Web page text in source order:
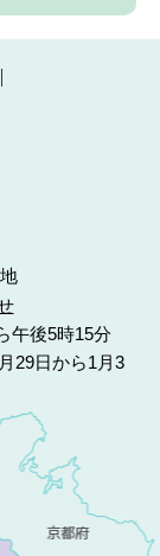
午後5時15分
29日から1月3